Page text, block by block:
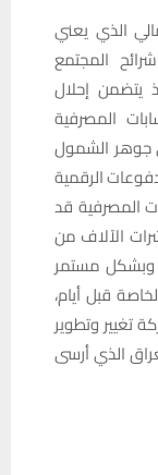
الذي يعني
المجتمع
يتضمن إحلال
المصرفية
جوهر الشمول
الرقمية
المصرفية قد
الآلاف من
وبشكل مستمر
قبل أيام،
تغيير وتطوير
الذي أرسى